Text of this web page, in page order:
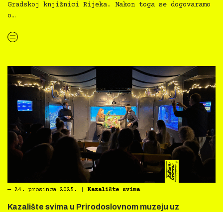
Gradskoj knjižnici Rijeka. Nakon toga se dogovaramo
o…
“TRAŽI SE: pojačanje Redakciji mladih Radio Benčić “
― 24. prosinca 2025. Kazalište svima
Kazalište svima u Prirodoslovnom muzeju uz